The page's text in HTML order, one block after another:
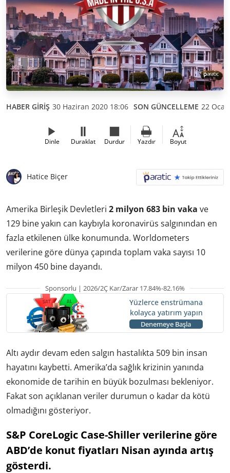
HABER GİRİŞ 30 Haziran 2020 18:06 SON GÜNCELLEME 22
Dinle Duraklat Durdur Yazdır Boyut
Hatice Biçer
Amerika Birleşik Devletleri 2 milyon 683 bin vaka ve
129 bine yakın can kaybıyla koronavirüs salgınından en
fazla etkilenen ülke konumunda. Worldometers
verilerine göre dünya çapında toplam vaka sayısı 10
milyon 450 bine dayandı.
Sponsorlu | 2026/2Ç Kar/Zarar 17.84%-82.16%
Yüzlerce enstrümana
kolayca yatırım yapın
Denemeye Başla
Altı aydır devam eden salgın hastalıkta 509 bin insan
hayatını kaybetti. Amerika’da sağlık krizinin yanında
ekonomide de tarihin en büyük bozulması bekleniyor.
Fakat son açıklanan veriler durumun o kadar da kötü
olmadığını gösteriyor.
S&P CoreLogic Case-Shiller verilerine göre
ABD’de konut fiyatları Nisan ayında artış
gösterdi.